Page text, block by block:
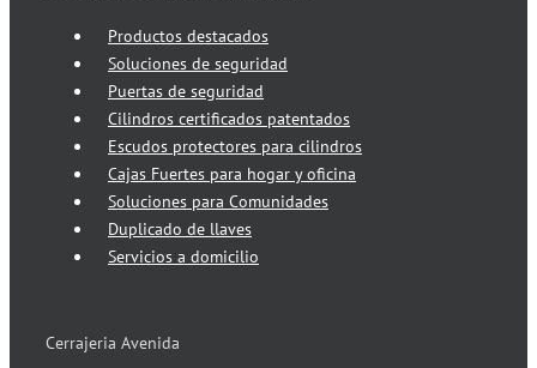
Productos destacados
Soluciones de seguridad
Puertas de seguridad
Cilindros certificados patentados
Escudos protectores para cilindros
Cajas Fuertes para hogar y oficina
Soluciones para Comunidades
Duplicado de llaves
Servicios a domicilio
Cerrajeria Avenida